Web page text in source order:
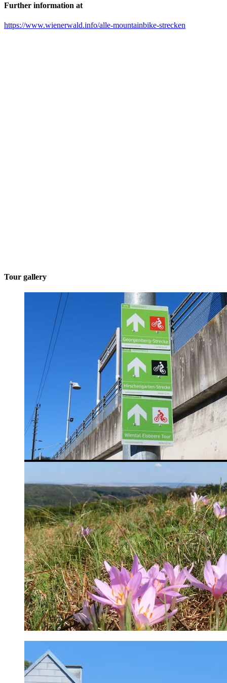
Further information at
https://www.wienerwald.info/alle-mountainbike-strecken
Tour gallery